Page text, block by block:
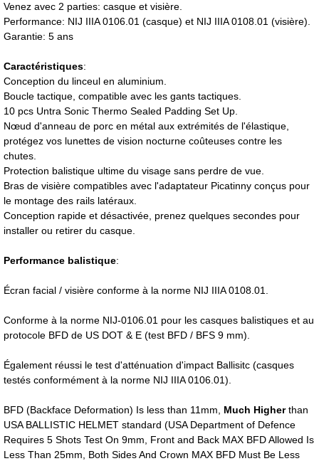
Venez avec 2 parties: casque et visière.
Performance: NIJ IIIA 0106.01 (casque) et NIJ IIIA 0108.01 (visière).
Garantie: 5 ans
Caractéristiques:
Conception du linceul en aluminium.
Boucle tactique, compatible avec les gants tactiques.
10 pcs Untra Sonic Thermo Sealed Padding Set Up.
Nœud d'anneau de porc en métal aux extrémités de l'élastique,
protégez vos lunettes de vision nocturne coûteuses contre les
chutes.
Protection balistique ultime du visage sans perdre de vue.
Bras de visière compatibles avec l'adaptateur Picatinny conçus pour
le montage des rails latéraux.
Conception rapide et désactivée, prenez quelques secondes pour
installer ou retirer du casque.
Performance balistique:
Écran facial / visière conforme à la norme NIJ IIIA 0108.01.
Conforme à la norme NIJ-0106.01 pour les casques balistiques et au
protocole BFD de US DOT & E (test BFD / BFS 9 mm).
Également réussi le test d'atténuation d'impact Ballisitc (casques
testés conformément à la norme NIJ IIIA 0106.01).
BFD (Backface Deformation) Is less than 11mm, Much Higherthan
USA BALLISTIC HELMET standard (USA Department of Defence
Requires 5 Shots Test On 9mm, Front and Back MAX BFD Allowed Is
Less Than 25mm, Both Sides And Crown MAX BFD Must Be Less